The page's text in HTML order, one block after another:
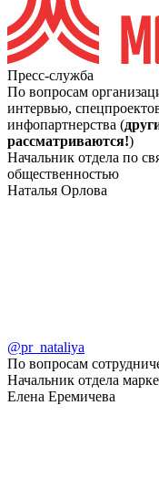
Пресс-служба
По вопросам
интервью,
инфопартнерства (
рассматриваются!)
Начальник отдела по
общественностью
Наталья Орлова
@pr_nataliya
По вопросам
Начальник отдела
Елена Еремичева